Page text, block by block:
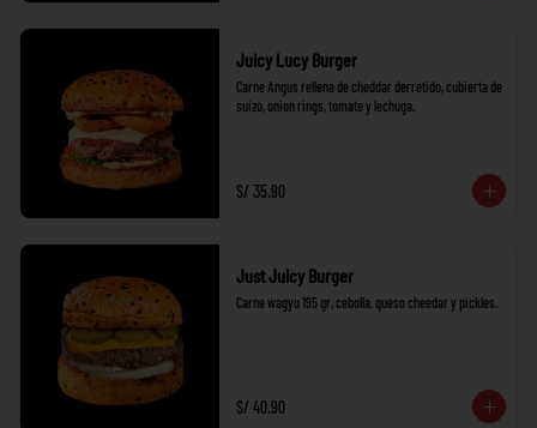
Juicy Lucy Burger
Carne Angus rellena de cheddar derretido, cubierta de
suizo, onion rings, tomate y lechuga.
S/ 35.90
Just Juicy Burger
Carne wagyu 195 gr, cebolla, queso cheedar y pickles.
S/ 40.90